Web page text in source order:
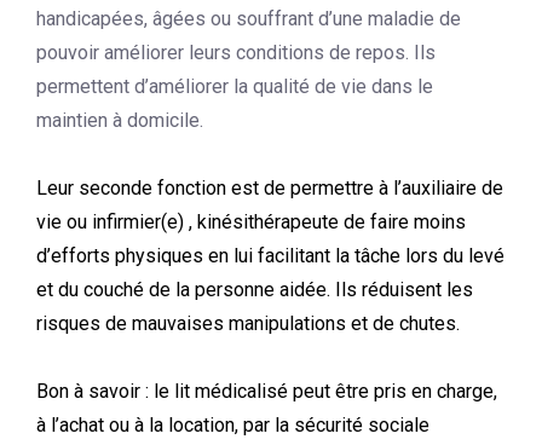
handicapées, âgées ou souffrant d’une maladie de
pouvoir améliorer leurs conditions de repos. Ils
permettent d’améliorer la qualité de vie dans le
maintien à domicile.
Leur seconde fonction est de permettre à l’auxiliaire de
vie ou infirmier(e) , kinésithérapeute de faire moins
d’efforts physiques en lui facilitant la tâche lors du levé
et du couché de la personne aidée. Ils réduisent les
risques de mauvaises manipulations et de chutes.
Bon à savoir : le lit médicalisé peut être pris en charge,
à l’achat ou à la location, par la sécurité sociale